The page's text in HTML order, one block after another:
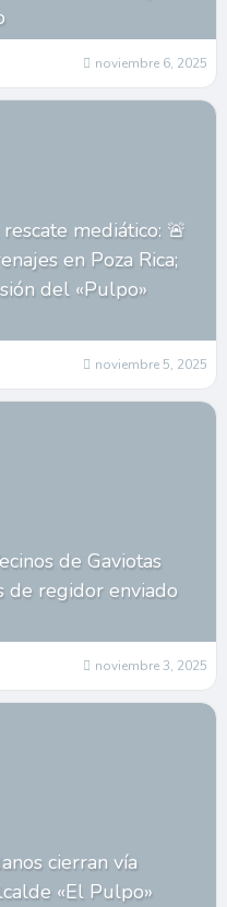
noviembre 6, 2025
mediático: 🚨
en Poza Rica;
del «Pulpo»
noviembre 5, 2025
de Gaviotas
de regidor enviado
noviembre 3, 2025
cierran vía
«El Pulpo»